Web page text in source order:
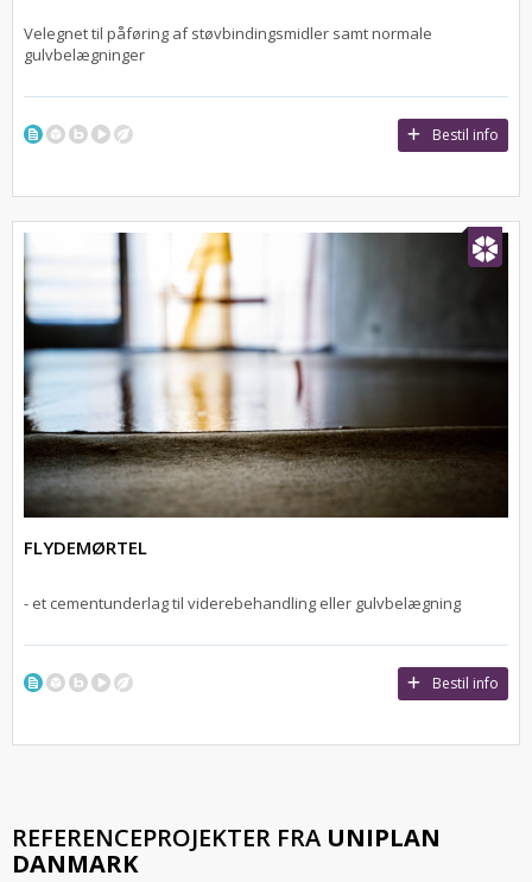
Velegnet til påføring af støvbindingsmidler samt normale
gulvbelægninger
Bestil info
FLYDEMØRTEL
- et cementunderlag til viderebehandling eller gulvbelægning
Bestil info
REFERENCEPROJEKTER FRA UNIPLAN
DANMARK